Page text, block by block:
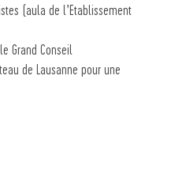
(aula de l’Etablissement
Grand Conseil
de Lausanne pour une